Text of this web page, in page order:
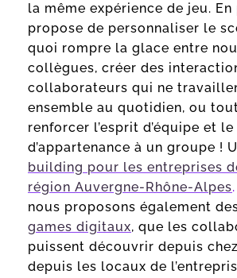
la même expérience de jeu.
propose de personnaliser le
quoi rompre la glace entre
collègues, créer des
collaborateurs qui ne
ensemble au quotidien, ou
renforcer l’esprit d’équipe et
d’appartenance à un groupe !
building pour les entreprises
région Auvergne-Rhône-Alpes.
nous proposons également
games digitaux, que les
puissent découvrir depuis
depuis les locaux de